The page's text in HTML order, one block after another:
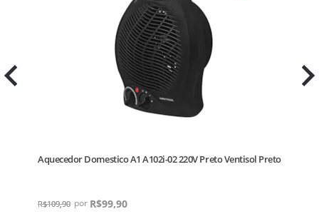
Aquecedor Domestico A1 A102i-02 220V Preto Ventisol Preto
R$109,90 R$99,90